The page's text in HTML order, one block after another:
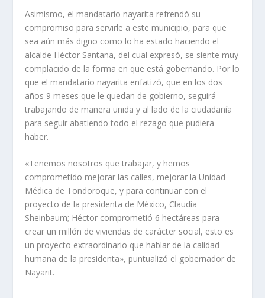
Asimismo, el mandatario nayarita refrendó su
compromiso para servirle a este municipio, para que
sea aún más digno como lo ha estado haciendo el
alcalde Héctor Santana, del cual expresó, se siente muy
complacido de la forma en que está gobernando. Por lo
que el mandatario nayarita enfatizó, que en los dos
años 9 meses que le quedan de gobierno, seguirá
trabajando de manera unida y al lado de la ciudadanía
para seguir abatiendo todo el rezago que pudiera
haber.
«Tenemos nosotros que trabajar, y hemos
comprometido mejorar las calles, mejorar la Unidad
Médica de Tondoroque, y para continuar con el
proyecto de la presidenta de México, Claudia
Sheinbaum; Héctor comprometió 6 hectáreas para
crear un millón de viviendas de carácter social, esto es
un proyecto extraordinario que hablar de la calidad
humana de la presidenta», puntualizó el gobernador de
Nayarit.